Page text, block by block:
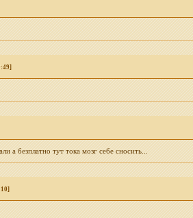
а безплатно тут тока мозг себе сносить...